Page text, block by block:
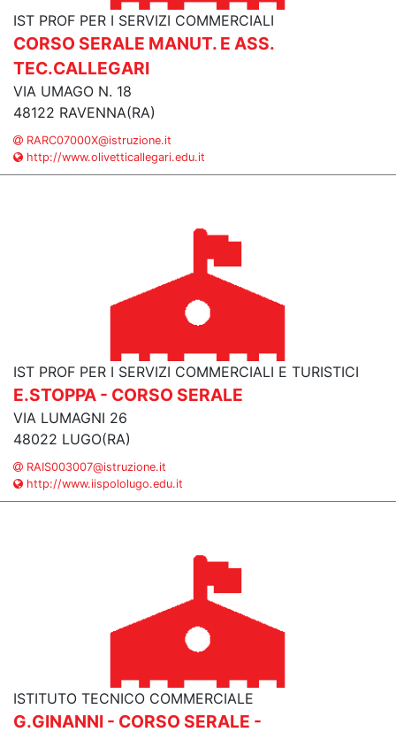
IST PROF PER I SERVIZI COMMERCIALI
CORSO SERALE MANUT. E ASS.
TEC.CALLEGARI
VIA UMAGO N. 18
48122 RAVENNA(RA)
RARC07000X@istruzione.it
http://www.olivetticallegari.edu.it
IST PROF PER I SERVIZI COMMERCIALI E TURISTICI
E.STOPPA - CORSO SERALE
VIA LUMAGNI 26
48022 LUGO(RA)
RAIS003007@istruzione.it
http://www.iispololugo.edu.it
ISTITUTO TECNICO COMMERCIALE
G.GINANNI - CORSO SERALE -